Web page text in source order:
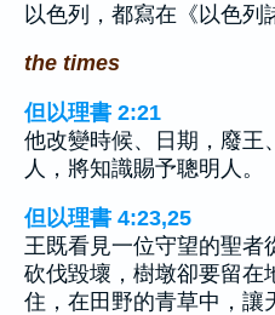
以色列，都寫在《以色列
the times
但以理書 2:21
他改變時候、日期，廢王
人，將知識賜予聰明人。
但以理書 4:23,25
王既看見一位守望的聖者
砍伐毀壞，樹墩卻要留在
住，在田野的青草中，讓